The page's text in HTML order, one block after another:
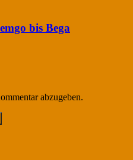
bis Bega
abzugeben.